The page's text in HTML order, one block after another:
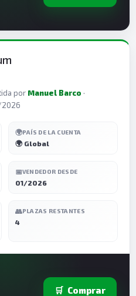
por Manuel Barco ·
🌍PAÍS DE LA CUENTA
🌍 Global
📅VENDEDOR DESDE
01/2026
👥PLAZAS RESTANTES
4
🛒 Comprar